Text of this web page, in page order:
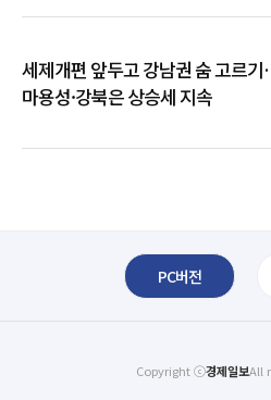
세제개편 앞두고 강남권 숨 고르
마용성·강북은 상승세 지속
PC버전
Copyright ⓒ경제일보All